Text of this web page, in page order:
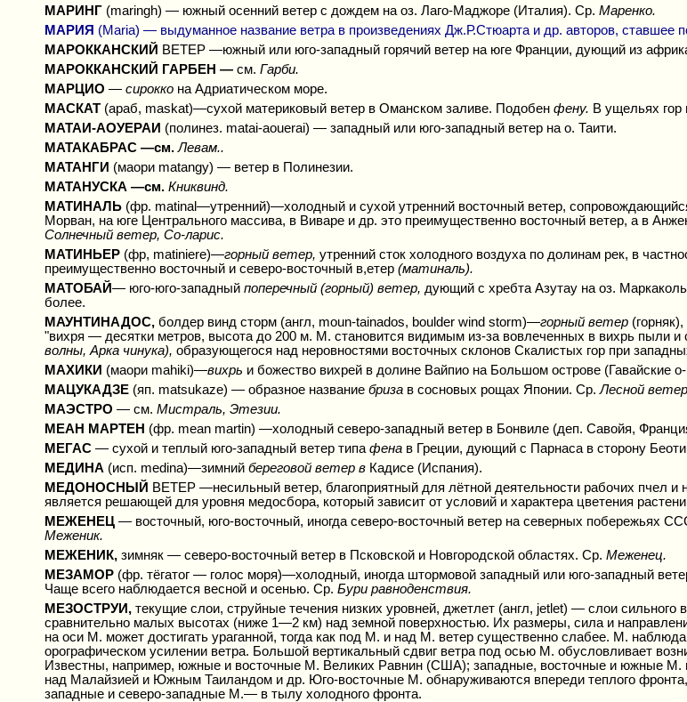
МАРИНГ (maringh) — южный осенний ветер с дождем на оз. Лаго-Маджоре (Италия). Ср. Маренко.
МАРИЯ (Maria) — выдуманное название ветра в произведениях Дж.Р.Стюарта и др. авторов, ставшее
МАРОККАНСКИЙ ВЕТЕР —южный или юго-западный горячий ветер на юге Франции, дующий из
МАРОККАНСКИЙ ГАРБЕН — см. Гарби.
МАРЦИО — сирокко на Адриатическом море.
МАСКАТ (араб, maskat)—сухой материковый ветер в Оманском заливе. Подобен фену. В ущельях гор
МАТАИ-АОУЕРАИ (полинез. matai-aouerai) — западный или юго-западный ветер на о. Таити.
МАТАКАБРАС —см.Левам..
МАТАНГИ (маори matangy) — ветер в Полинезии.
МАТАНУСКА —см. Книквинд.
МАТИНАЛЬ (фр. matinal—утренний)—холодный и сухой утренний восточный ветер,
Морван, на юге Центрального массива, в Виваре и др. это преимущественно восточный ветер, а в
Солнечный ветер, Со-ларис.
МАТИНЬЕР (фр, matiniere)—горный ветер, утренний сток холодного воздуха по долинам рек, в
преимущественно восточный и северо-восточный в,етер (матиналь).
МАТОБАЙ— юго-юго-западный поперечный (горный) ветер, дующий с хребта Азутау на оз.
более.
МАУНТИНАДОС, болдер винд сторм (англ, moun-tainados, boulder wind storm)—горный ветер (горняк),
"вихря — десятки метров, высота до 200 м. М. становится видимым из-за вовлеченных в вихрь пыли и
волны, Арка чинука), образующегося над неровностями восточных склонов Скалистых гор при
МАХИКИ (маори mahiki)—вихрь и божество вихрей в долине Вайпио на Большом острове (Гавайские
МАЦУКАДЗЕ (яп. matsukaze) — образное название бриза в сосновых рощах Японии. Ср.Лесной
МАЭСТРО — см. Мистраль, Этезии.
МЕАН МАРТЕН (фр. mean martin) —холодный северо-западный ветер в Бонвиле (деп. Савойя,
МЕГАС — сухой и теплый юго-западный ветер типа фена в Греции, дующий с Парнаса в сторону
МЕДИНА (исп. medina)—зимний береговой ветер в Кадисе (Испания).
МЕДОНОСНЫЙ ВЕТЕР —несильный ветер, благоприятный для лётной деятельности рабочих пчел
является решающей для уровня медосбора, который зависит от условий и характера цветения
МЕЖЕНЕЦ — восточный, юго-восточный, иногда северо-восточный ветер на северных побережьях
Меженик.
МЕЖЕНИК, зимняк — северо-восточный ветер в Псковской и Новгородской областях. Ср. Меженец.
МЕЗАМОР (фр. тёгатог — голос моря)—холодный, иногда штормовой западный или юго-западный
Чаще всего наблюдается весной и осенью. Ср. Бури равноденствия.
МЕЗОСТРУИ, текущие слои, струйные течения низких уровней, джетлет (англ, jetlet) — слои сильного
сравнительно малых высотах (ниже 1—2 км) над земной поверхностью. Их размеры, сила и
на оси М. может достигать ураганной, тогда как под М. и над М. ветер существенно слабее. М.
орографическом усилении ветра. Большой вертикальный сдвиг ветра под осью М. обусловливает
Известны, например, южные и восточные М. Великих Равнин (США); западные, восточные и южные М.
над Малайзией и Южным Таиландом и др. Юго-восточные М. обнаруживаются впереди теплого
западные и северо-западные М.— в тылу холодного фронта.